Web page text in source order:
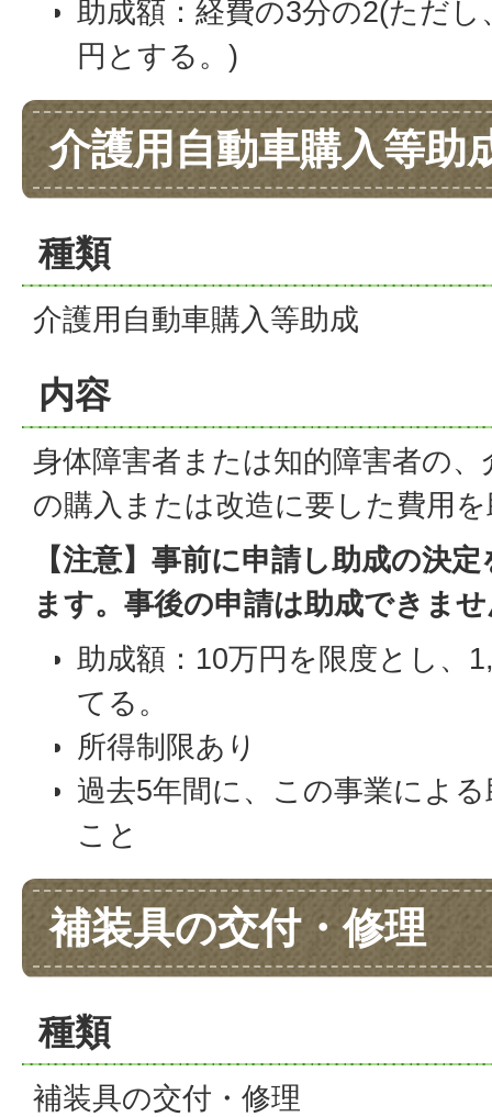
助成額：経費の3分の2(ただ
円とする。)
介護用自動車購入等助
種類
介護用自動車購入等助成
内容
身体障害者または知的障害者の
の購入または改造に要した費用
【注意】事前に申請し助成の決
ます。事後の申請は助成できま
助成額：10万円を限度とし、
てる。
所得制限あり
過去5年間に、この事業によ
こと
補装具の交付・修理
種類
補装具の交付・修理